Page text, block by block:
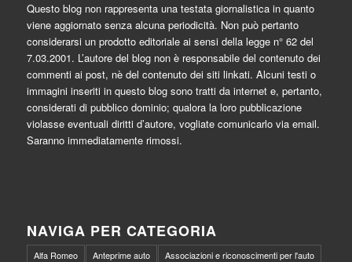
Questo blog non rappresenta una testata giornalistica in quanto
viene aggiornato senza alcuna periodicità. Non può pertanto
considerarsi un prodotto editoriale ai sensi della legge n° 62 del
7.03.2001. L’autore del blog non è responsabile del contenuto dei
commenti ai post, nè del contenuto dei siti linkati. Alcuni testi o
immagini inseriti in questo blog sono tratti da internet e, pertanto,
considerati di pubblico dominio; qualora la loro pubblicazione
violasse eventuali diritti d’autore, vogliate comunicarlo via email.
Saranno immediatamente rimossi.
NAVIGA PER CATEGORIA
Alfa Romeo Anteprime auto
Associazioni e riconoscimenti per l'auto